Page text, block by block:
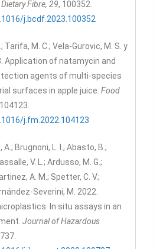
Fibre, 29, 100352.
j.bcdf.2023.100352
Tarifa, M. C.; Vela-Gurovic, M. S. y
Application of natamycin and
agents of multi-species
surfaces in apple juice. Food
j.fm.2022.104123
Brugnoni, L. I.; Abasto, B.;
V. L.; Ardusso, M. G.;
A. M.; Spetter, C. V.;
Severini, M. 2022.
In situ assays in an
Journal of Hazardous